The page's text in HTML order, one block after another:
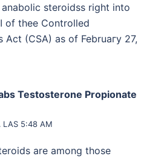
anabolic steroidss right іnto
of thee Controlled
Act (CSA) as of Februaгy 27,
Testosterone Propionate
LAS 5:48 AM
are among those